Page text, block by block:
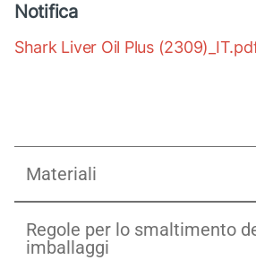
Notifica
Shark Liver Oil Plus
Materiali
Shark Liver Oil Plus
Regole per lo smaltimento
imballaggi